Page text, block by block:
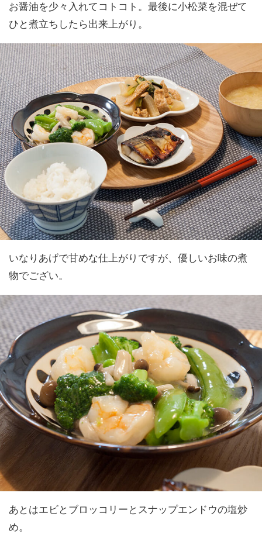
お醤油を少々入れてコトコト。最後に小松菜を混ぜて
ひと煮立ちしたら出来上がり。
いなりあげで甘めな仕上がりですが、優しいお味の煮
物でござい。
あとはエビとブロッコリーとスナップエンドウの塩炒
め。